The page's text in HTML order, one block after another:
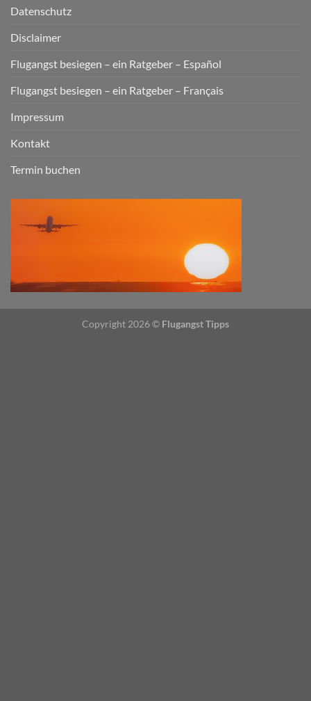
Datenschutz
Disclaimer
Flugangst besiegen – ein Ratgeber – Español
Flugangst besiegen – ein Ratgeber – Français
Impressum
Kontakt
Termin buchen
Copyright 2026 © Flugangst Tipps